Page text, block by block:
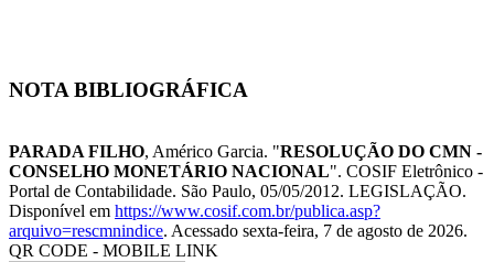
NOTA BIBLIOGRÁFICA
PARADA FILHO, Américo Garcia. "RESOLUÇÃO DO CMN -
CONSELHO MONETÁRIO NACIONAL". COSIF Eletrônico -
Portal de Contabilidade. São Paulo, 05/05/2012. LEGISLAÇÃO.
Disponível em https://www.cosif.com.br/publica.asp?
arquivo=rescmnindice. Acessado sexta-feira, 7 de agosto de 2026.
QR CODE - MOBILE LINK